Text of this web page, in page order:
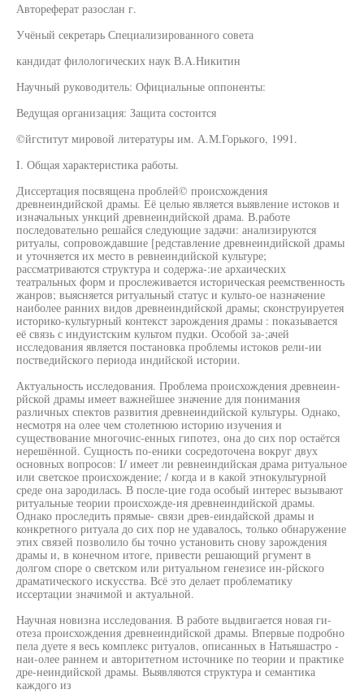
Автореферат разослан г.
Учёный секретарь Специализированного совета
кандидат филологических наук В.А.Никитин
Научный руководитель: Официальные оппоненты:
Ведущая организация: Защита состоится
©йгститут мировой литературы им. А.М.Горького, 1991.
I. Общая характеристика работы.
Диссертация посвящена проблей© происхождения
древнеиндийской драмы. Её целью является выявление истоков и
изначальных ункций древнеиндийской драма. В.работе
последовательно решайся следующие задачи: анализируются
ритуалы, сопровождавшие [редставление древнеиндийской драмы
и уточняется их место в ревнеиндийской культуре;
рассматриваются структура и содержа-:ие архаических
театральных форм и прослеживается историческая реемственность
жанров; выясняется ритуальный статус и культо-ое назначение
наиболее ранних видов древнеиндийской драмы; сконструируетея
историко-культурный контекст зарождения драмы : показывается
её связь с индуистским культом пудки. Особой за-;ачей
исследования является постановка проблемы истоков рели-ии
постведийского периода индийской истории.
Актуальность исследования. Проблема происхождения древнеин-
рйской драмы имеет важнейшее значение для понимания
различных спектов развития древнеиндийской культуры. Однако,
несмотря на олее чем столетнюю историю изучения и
существование многочис-енных гипотез, она до сих пор остаётся
нерешённой. Сущность по-еники сосредоточена вокруг двух
основных вопросов: I/ имеет ли ревнеиндийская драма ритуальное
или светское происхождение; / когда и в какой этнокультурной
среде она зародилась. В после-цие года особый интерес вызывают
ритуальные теории происхожде-ия древнеиндийской драмы.
Однако проследить прямые- связи древ-еиндайской драмы и
конкретного ритуала до сих пор не удавалось, только обнаружение
этих связей позволило бы точно установить снову зарождения
драмы и, в конечном итоге, привести решающий ргумент в
долгом споре о светском или ритуальном генезисе ин-рйского
драматического искусства. Всё это делает проблематику
иссертации значимой и актуальной.
Научная новизна исследования. В работе выдвигается новая ги-
отеза происхождения древнеиндийской драмы. Впервые подробно
пела дуете я весь комплекс ритуалов, описанных в Натьяшастро -
наи-олее раннем и авторитетном источнике по теории и практике
дре-неиндийской драмы. Выявляются структура и семантика
каждого из